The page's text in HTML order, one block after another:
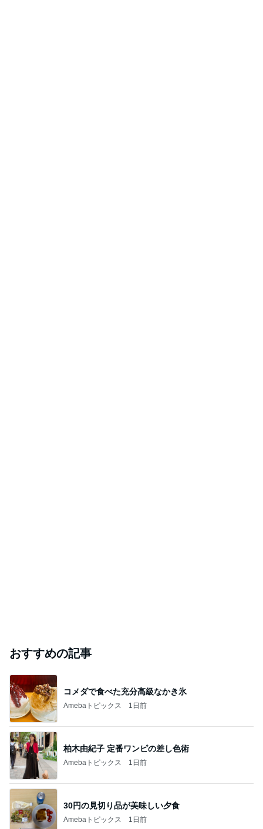
おすすめの記事
コメダで食べた充分高級なかき氷
Amebaトピックス 1日前
柏木由紀子 定番ワンピの差し色術
Amebaトピックス 1日前
30円の見切り品が美味しい夕食
Amebaトピックス 1日前